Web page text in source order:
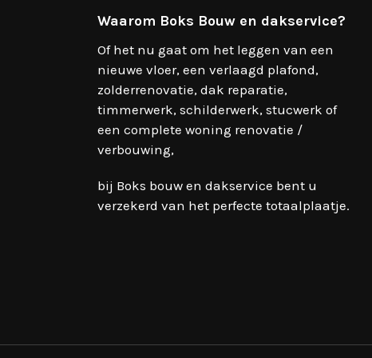
Waarom Boks Bouw en dakservice?
Of het nu gaat om het leggen van een
nieuwe vloer, een verlaagd plafond,
zolderrenovatie, dak reparatie,
timmerwerk, schilderwerk, stucwerk of
een complete woning renovatie /
verbouwing,
bij Boks bouw en dakservice bent u
verzekerd van het perfecte totaalplaatje.